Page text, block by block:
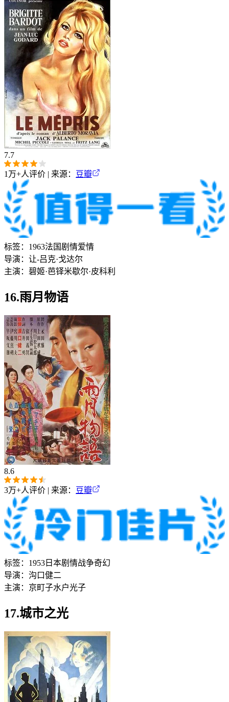
7.7
1万+人评价 | 来源： 豆瓣
标签： 1963法国剧情爱情
导演： 让-吕克·戈达尔
主演： 碧姬·芭铎米歇尔·皮科利
16.雨月物语
8.6
3万+人评价 | 来源： 豆瓣
标签： 1953 日本剧情战争奇幻
导演： 沟口健二
主演： 京町子水户光子
17.城市之光